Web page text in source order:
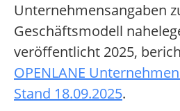
Unternehmensangaben
Geschäftsmodell
veröffentlicht 2025,
OPENLANE
Stand 18.09.2025.